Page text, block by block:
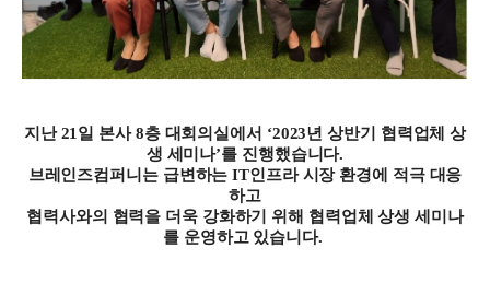
지난21 일 본사8층 대회의실에서 ‘2023년 상반기 협력업체 상
생 세미나’를 진행했습니다.
브레인즈컴퍼니는 급변하는 IT인프라 시장 환경에 적극 대응
하고
협력사와의 협력을 더욱 강화하기 위해 협력업체 상생 세미나
를 운영하고 있습니다.